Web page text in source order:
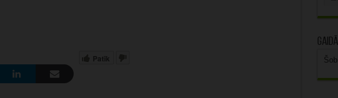
Patīk